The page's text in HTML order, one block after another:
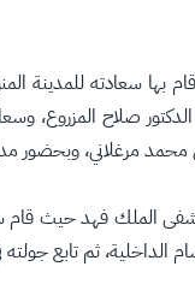
بها سعادته
الدكتور صلاح
محمد مرغلاني، وبحضور
الملك فهد حيث قام
الداخلية، ثم تابع